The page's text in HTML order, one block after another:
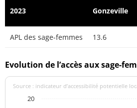
2023 Gonzeville
APL des sage-femmes 13.6
Evolution de l’accès aux sage-
Source : indicateur d’accessibilité potentielle
20